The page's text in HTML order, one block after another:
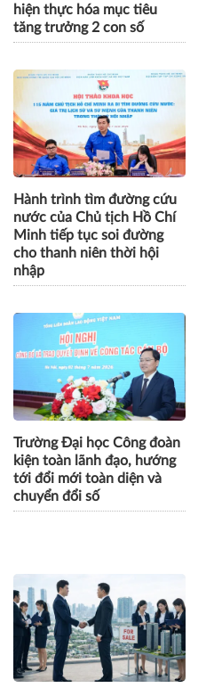
hiện thực hóa mục tiêu
tăng trưởng 2 con số
Hành trình tìm đường cứu
nước của Chủ tịch Hồ Chí
Minh tiếp tục soi đường
cho thanh niên thời hội
nhập
Trường Đại học Công đoàn
kiện toàn lãnh đạo, hướng
tới đổi mới toàn diện và
chuyển đổi số